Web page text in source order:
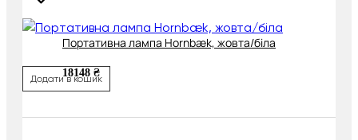
Портативна лампа Hornbæk, жовта/біла
18148 ₴
Додати в кошик